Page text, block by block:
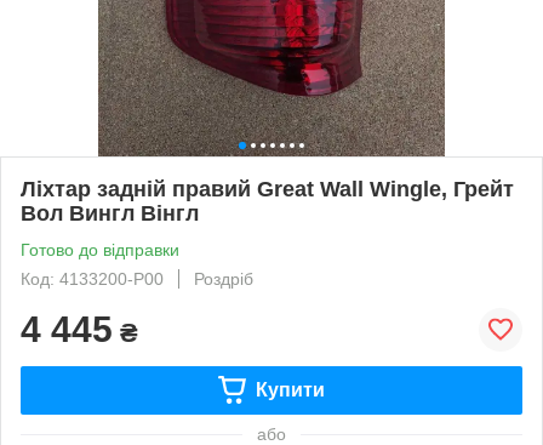
Ліхтар задній правий Great Wall Wingle, Грейт
Вол Вингл Вінгл
Готово до відправки
Код: 4133200-P00
Роздріб
4 445 ₴
Купити
або